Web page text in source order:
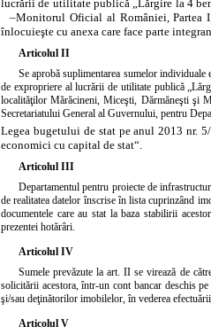
lucrării de utilitate publică „Lărgire la 4
Monitorul Oficial al României, Partea
–
înlocuieşte cu anexa care face parte
Articolul II
Se aprobă suplimentarea sumelor
de expropriere al lucrării de utilitate publică
localităţilor Mărăcineni, Miceşti, Dărmăneşti şi
Secretariatului General al Guvernului, pentru
Legea bugetului de stat pe anul 2013 nr.
economici cu capital de stat“.
Articolul III
Departamentul pentru proiecte de
de realitatea datelor înscrise în lista cuprinzând
documentele care au stat la baza stabilirii
prezentei hotărâri.
Articolul IV
Sumele prevăzute la art. II se virează de
solicitării acestora, într-un cont bancar deschis
şi/sau deţinătorilor imobilelor, în vederea
Articolul V